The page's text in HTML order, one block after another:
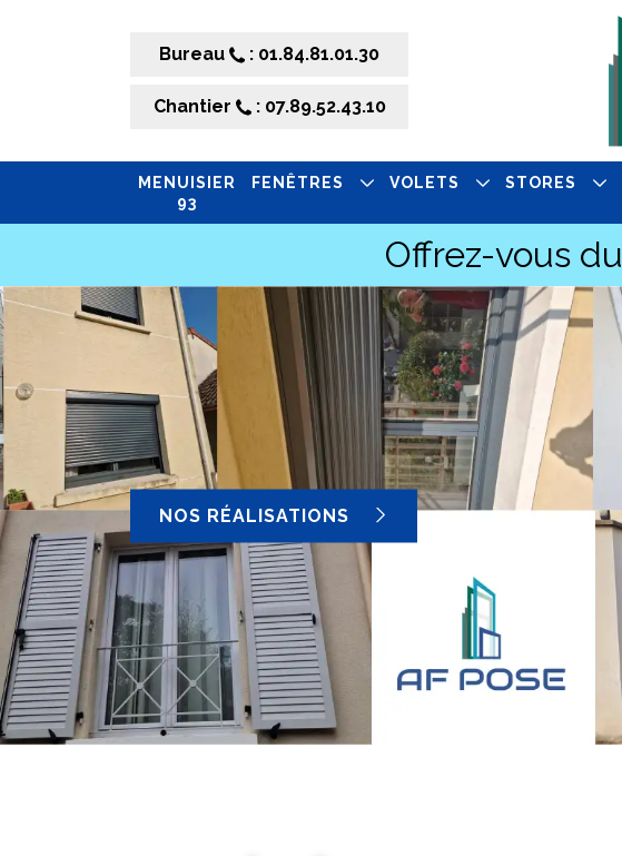
Bureau : 01.84.81.01.30
Chantier : 07.89.52.43.10
MENUISIER
93
FENÊTRES VOLETS STORES
Offrez-vous du
NOS RÉALISATIONS